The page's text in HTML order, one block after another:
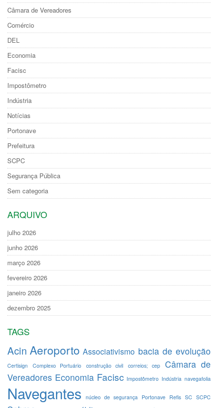
Câmara de Vereadores
Comércio
DEL
Economia
Facisc
Impostômetro
Indústria
Notícias
Portonave
Prefeitura
SCPC
Segurança Pública
Sem categoria
ARQUIVO
julho 2026
junho 2026
março 2026
fevereiro 2026
janeiro 2026
dezembro 2025
TAGS
Acin Aeroporto Associativismo bacia de evolução
Certisign Complexo Portuário construção civil correios; cep
Câmara de
Vereadores Economia Facisc Impostômetro Indústria navegafolia
Navegantes núcleo de segurança Portonave Refis SC SCPC